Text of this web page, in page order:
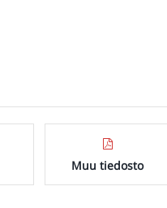
Muu tiedosto